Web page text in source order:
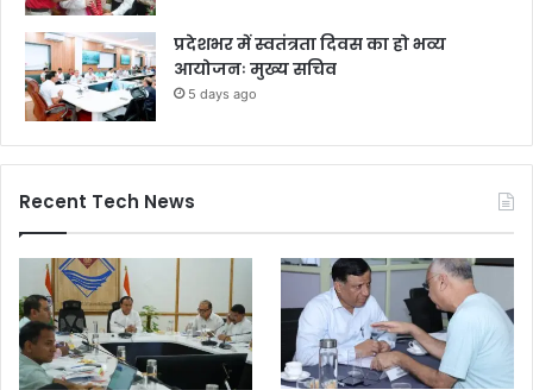
प्रदेशभर में स्वतंत्रता दिवस का हो भव्य
आयोजनः मुख्य सचिव
5 days ago
Recent Tech News